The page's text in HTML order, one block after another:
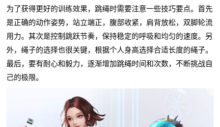
为了获得更好的训练效果，跳绳时需要注意一些技巧要点。首先
是正确的动作姿势，站立端正，腹部收紧，肩背放松，双脚轮流
用力。其次是控制跳跃节奏，保持稳定的呼吸和均匀的速度。另
外，绳子的选择也很关键，根据个人身高选择合适长度的绳子。
最后，要有耐心和毅力，逐渐增加跳绳时间和次数，不断挑战自
己的极限。